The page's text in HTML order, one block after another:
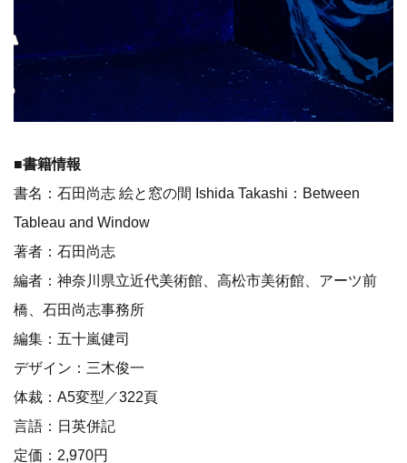
■書籍情報
書名：石田尚志 絵と窓の間 Ishida Takashi：Between
Tableau and Window
著者：石田尚志
編者：神奈川県立近代美術館、高松市美術館、アーツ前
橋、石田尚志事務所
編集：五十嵐健司
デザイン：三木俊一
体裁：A5変型／322頁
言語：日英併記
定価：2,970円